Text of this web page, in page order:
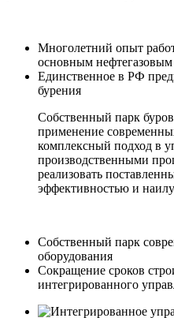
Многолетний опыт
основным
Единственное в РФ
бурения
Собственный парк
применение
комплексный подход в
производственными
реализовать
эффективностью и
Собственный парк
оборудования
Сокращение сроков
интегрированного